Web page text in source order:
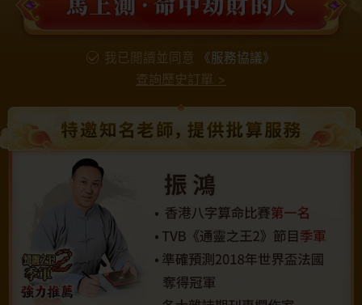
我已閲讀並同意 《服務協議》
查詢歷史訂單 >